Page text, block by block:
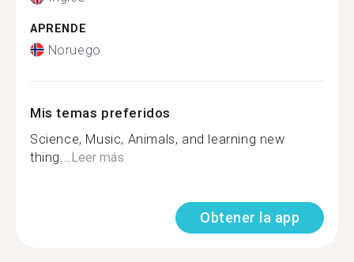
APRENDE
Noruego
Mis temas preferidos
Science, Music, Animals, and learning new
thing... Leer más
Obtener la app